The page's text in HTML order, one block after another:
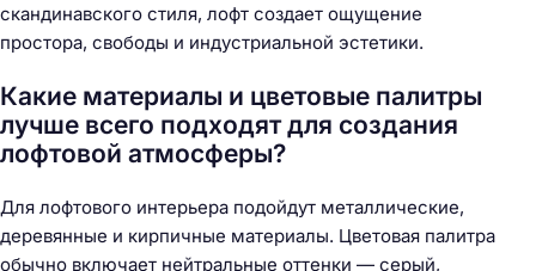
скандинавского стиля, лофт создает ощущение
простора, свободы и индустриальной эстетики.
Какие материалы и цветовые палитры
лучше всего подходят для создания
лофтовой атмосферы?
Для лофтового интерьера подойдут металлические,
деревянные и кирпичные материалы. Цветовая палитра
обычно включает нейтральные оттенки — серый,